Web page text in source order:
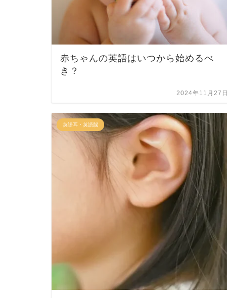
赤ちゃんの英語はいつから始めるべ
き？
2024年11月27日
英語耳・英語脳